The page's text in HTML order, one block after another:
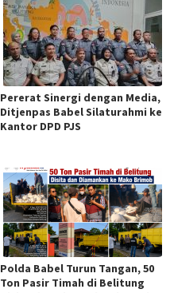
Pererat Sinergi dengan Media,
Ditjenpas Babel Silaturahmi ke
Kantor DPD PJS
Polda Babel Turun Tangan, 50
Ton Pasir Timah di Belitung